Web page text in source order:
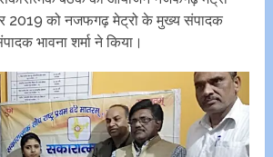
2019 को नजफगढ़ मेट्रो के मुख्य संपादक
भावना शर्मा ने किया।